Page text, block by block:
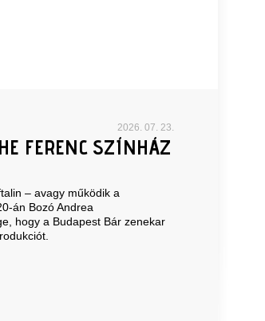
2026. 07. 23.
FERENC SZÍNHÁZ
– avagy működik a
án Bozó Andrea
hogy a Budapest Bár zenekar